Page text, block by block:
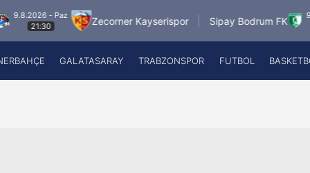
Zecorner Kayserispor Sipay Bodrum FK
9.8.2026 - Paz
21:30
GALATASARAY TRABZONSPOR FUTBOL